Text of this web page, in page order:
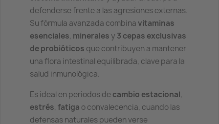
defenderse frente a las agresiones externas.
Su fórmula avanzada combinavitaminas
esenciales, mineralesy 3 cepas exclusivas
de probióticos que contribuyen a mantener
una flora intestinal equilibrada, clave para la
salud inmunológica.
Es ideal en periodos decambio estacional,
estrés, fatiga o convalecencia, cuando las
defensas naturales pueden verse